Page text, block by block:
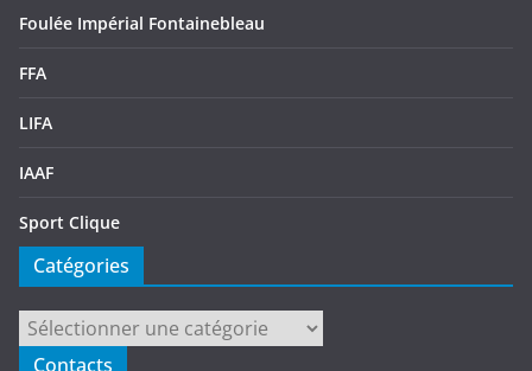
Foulée Impérial Fontainebleau
FFA
LIFA
IAAF
Sport Clique
Catégories
Catégories
Contacts